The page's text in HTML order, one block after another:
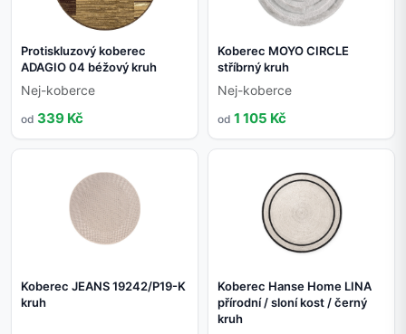
Protiskluzový koberec
ADAGIO 04 béžový kruh
Nej-koberce
od 339 Kč
Koberec MOYO CIRCLE
stříbrný kruh
Nej-koberce
od 1 105 Kč
Koberec JEANS 19242/P19-K
kruh
Koberec Hanse Home LINA
přírodní / sloní kost / černý
kruh